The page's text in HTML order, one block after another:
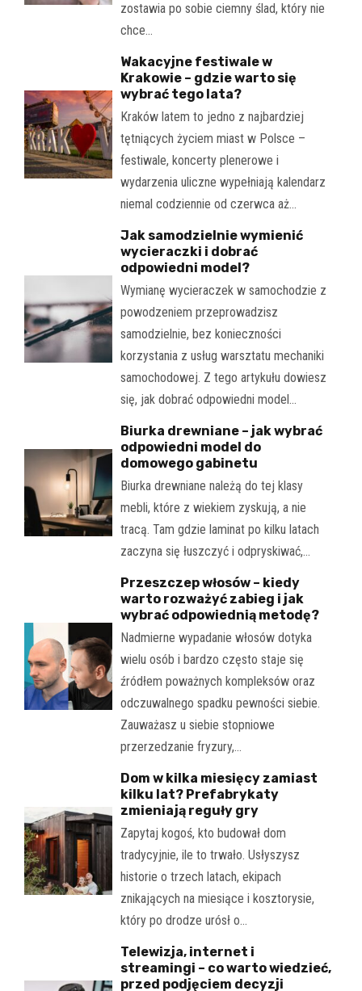
zostawia po sobie ciemny ślad, który nie
chce…
Wakacyjne festiwale w
Krakowie – gdzie warto się
wybrać tego lata?
Kraków latem to jedno z najbardziej
tętniących życiem miast w Polsce –
festiwale, koncerty plenerowe i
wydarzenia uliczne wypełniają kalendarz
niemal codziennie od czerwca aż…
Jak samodzielnie wymienić
wycieraczki i dobrać
odpowiedni model?
Wymianę wycieraczek w samochodzie z
powodzeniem przeprowadzisz
samodzielnie, bez konieczności
korzystania z usług warsztatu mechaniki
samochodowej. Z tego artykułu dowiesz
się, jak dobrać odpowiedni model…
Biurka drewniane – jak wybrać
odpowiedni model do
domowego gabinetu
Biurka drewniane należą do tej klasy
mebli, które z wiekiem zyskują, a nie
tracą. Tam gdzie laminat po kilku latach
zaczyna się łuszczyć i odpryskiwać,…
Przeszczep włosów – kiedy
warto rozważyć zabieg i jak
wybrać odpowiednią metodę?
Nadmierne wypadanie włosów dotyka
wielu osób i bardzo często staje się
źródłem poważnych kompleksów oraz
odczuwalnego spadku pewności siebie.
Zauważasz u siebie stopniowe
przerzedzanie fryzury,…
Dom w kilka miesięcy zamiast
kilku lat? Prefabrykaty
zmieniają reguły gry
Zapytaj kogoś, kto budował dom
tradycyjnie, ile to trwało. Usłyszysz
historie o trzech latach, ekipach
znikających na miesiące i kosztorysie,
który po drodze urósł o…
Telewizja, internet i
streamingi – co warto wiedzieć,
przed podjęciem decyzji